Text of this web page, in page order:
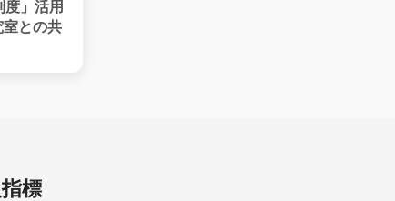
」活用
室との共
標